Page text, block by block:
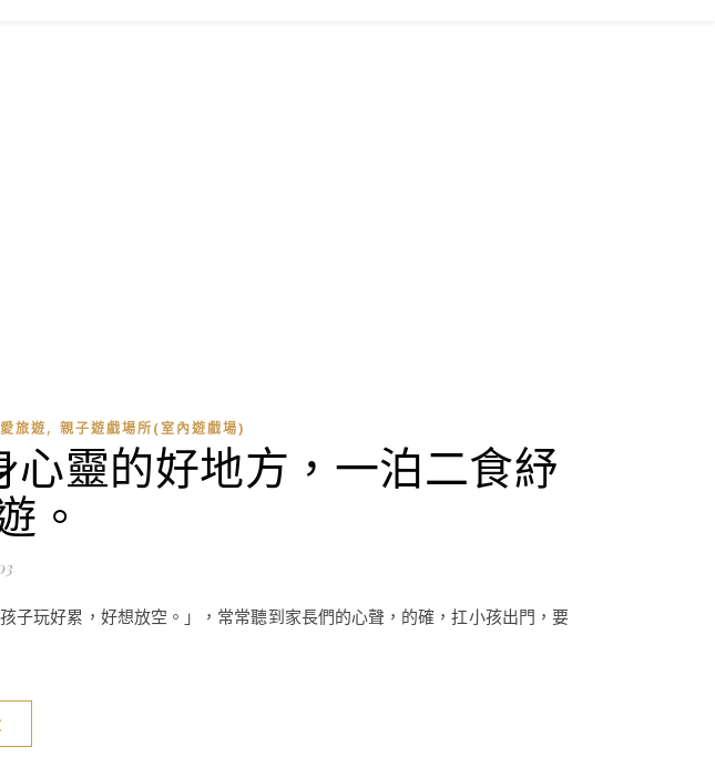
旅遊, 親子遊戲場所(室內遊戲場)
靈的好地方，一泊二食紓
。
玩好累，好想放空。」，常常聽到家長們的心聲，的確，扛小孩出門，要